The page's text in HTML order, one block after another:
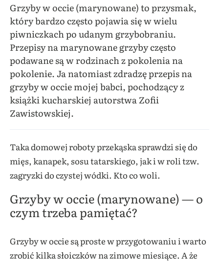
Grzyby w occie (marynowane) to przysmak,
który bardzo często pojawia się w wielu
piwniczkach po udanym grzybobraniu.
Przepisy na marynowane grzyby często
podawane są w rodzinach z pokolenia na
pokolenie. Ja natomiast zdradzę przepis na
grzyby w occie mojej babci, pochodzący z
książki kucharskiej autorstwa Zofii
Zawistowskiej.
Taka domowej roboty przekąska sprawdzi się do
mięs, kanapek, sosu tatarskiego, jak i w roli tzw.
zagryzki do czystej wódki. Kto co woli.
Grzyby w occie (marynowane) — o
czym trzeba pamiętać?
Grzyby w occie są proste w przygotowaniu i warto
zrobić kilka słoiczków na zimowe miesiące. A że